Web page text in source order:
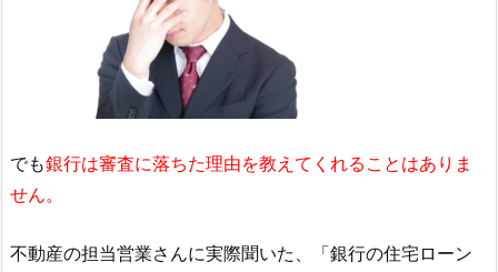
でも銀行は審査に落ちた理由を教えてくれることはありま
せん。
不動産の担当営業さんに実際聞いた、「銀行の住宅ローン